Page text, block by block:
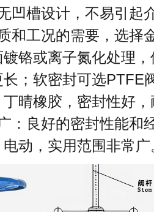
凹槽设计，不易引起
和工况的需要，选择
铬或离子氮化处理
；软密封可选PTFE
晴橡胶，密封性好
：良好的密封性能和
动，实用范围非常广